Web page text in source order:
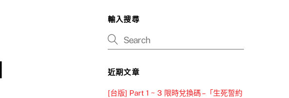
輸入搜尋
近期文章
[台版] Part 1 ~ 3 限時兌換碼 –「生死誓約